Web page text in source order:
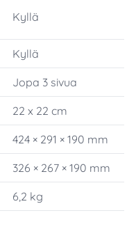
Kyllä
Kyllä
Jopa 3 sivua
22 x 22 cm
424 × 291 × 190 mm
326 × 267 × 190 mm
6,2 kg